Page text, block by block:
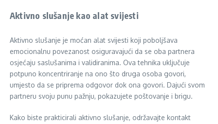
Aktivno slušanje kao alat svijesti
Aktivno slušanje je moćan alat svijesti koji poboljšava
emocionalnu povezanost osiguravajući da se oba partnera
osjećaju saslušanima i validiranima. Ova tehnika uključuje
potpuno koncentriranje na ono što druga osoba govori,
umjesto da se priprema odgovor dok ona govori. Dajući svom
partneru svoju punu pažnju, pokazujete poštovanje i brigu.
Kako biste prakticirali aktivno slušanje, održavajte kontakt